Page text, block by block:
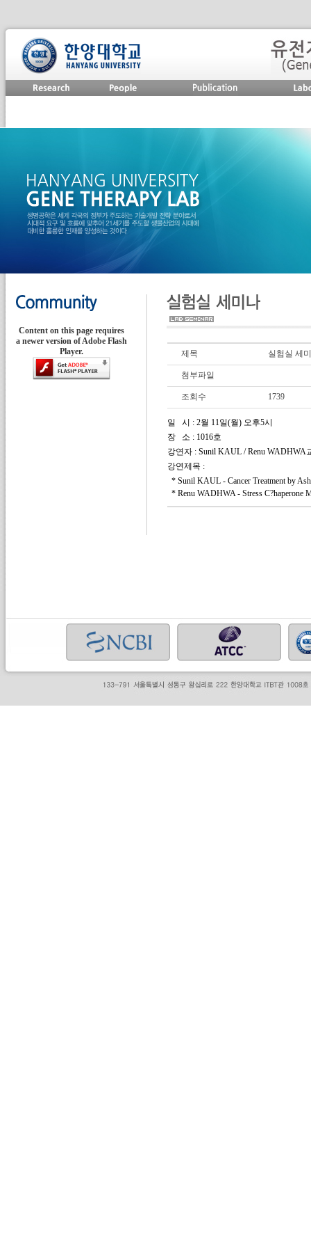
Content on this page requires
a newer version of Adobe Flash
Player.
제목 실험실 세
첨부파일
조회수 1739
일 시 : 2월 11일(월) 오후5시
장
소 : 1016호
강연자: Sunil KAUL / Renu WADHWA
강연제목 :
* Sunil KAUL - Cancer Treatment by
* Renu WADHWA - Stress C?haperone